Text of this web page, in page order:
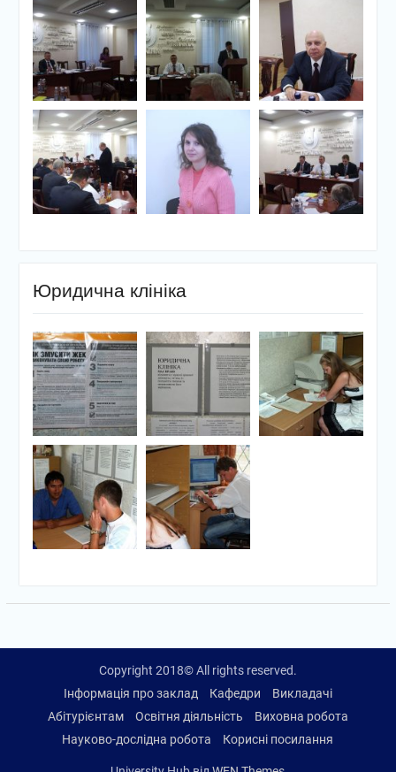
Юридична клініка
Copyright 2018© All rights reserved.
Інформація про заклад
Кафедри
Викладачі
Абітурієнтам
Освітня діяльність
Виховна робота
Науково-дослідна робота
Корисні посилання